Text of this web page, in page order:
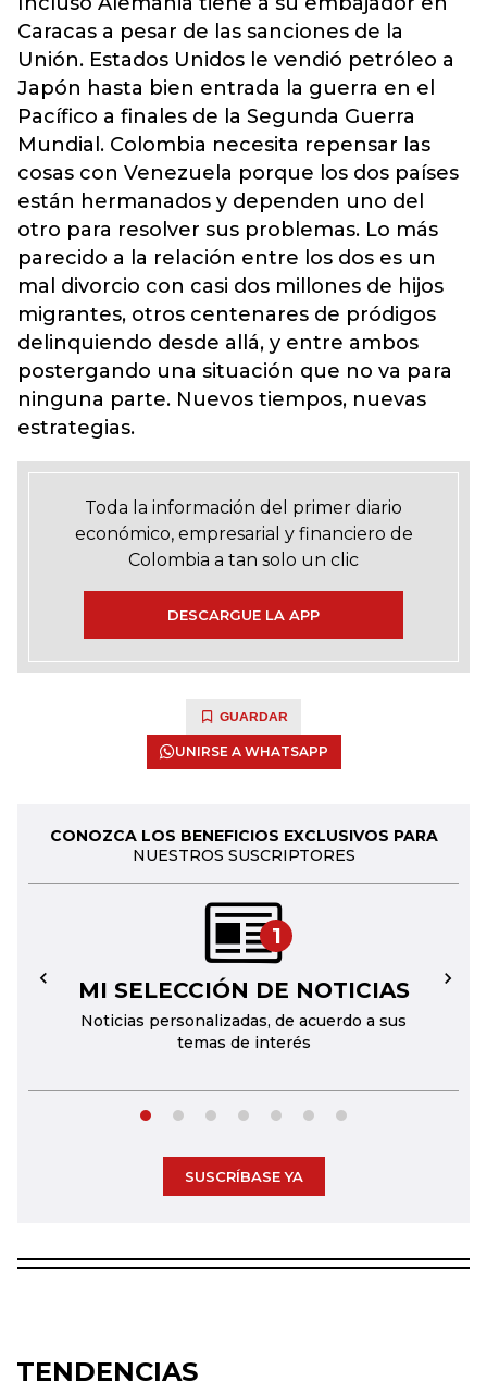
Caracas a pesar de las sanciones de la
Unión. Estados Unidos le vendió petróleo a
Japón hasta bien entrada la guerra en el
Pacífico a finales de la Segunda Guerra
Mundial. Colombia necesita repensar las
cosas con Venezuela porque los dos países
están hermanados y dependen uno del
otro para resolver sus problemas. Lo más
parecido a la relación entre los dos es un
mal divorcio con casi dos millones de hijos
migrantes, otros centenares de pródigos
delinquiendo desde allá, y entre ambos
postergando una situación que no va para
ninguna parte. Nuevos tiempos, nuevas
estrategias.
Toda la información del primer diario
económico, empresarial y financiero de
Colombia a tan solo un clic
DESCARGUE LA APP
GUARDAR
UNIRSE A WHATSAPP
CONOZCA LOS BENEFICIOS EXCLUSIVOS PARA
NUESTROS SUSCRIPTORES
1
MI SELECCIÓN DE NOTICIAS
Noticias personalizadas, de acuerdo a sus
temas de interés
← →
SUSCRÍBASE YA
TENDENCIAS